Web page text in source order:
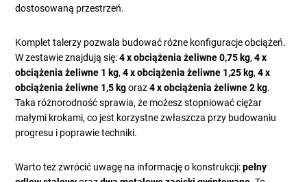
dostosowaną przestrzeń.
Komplet talerzy pozwala budować różne konfiguracje obciążeń.
W zestawie znajdują się:4 x obciążenia żeliwne 0,75 kg,4 x
obciążenia żeliwne 1 kg,4 x obciążenia żeliwne 1,25 kg,4 x
obciążenia żeliwne 1,5 kgoraz4 x obciążenia żeliwne 2 kg.
Taka różnorodność sprawia, że możesz stopniować ciężar
małymi krokami, co jest korzystne zwłaszcza przy budowaniu
progresu i poprawie techniki.
Warto też zwrócić uwagę na informację o konstrukcji:pełny